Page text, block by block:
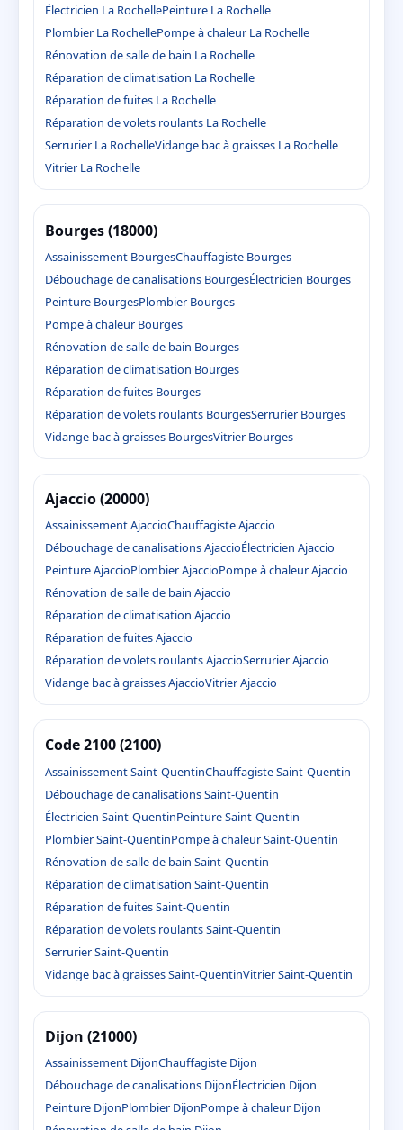
Électricien La RochellePeinture La Rochelle
Plombier La RochellePompe à chaleur La Rochelle
Rénovation de salle de bain La Rochelle
Réparation de climatisation La Rochelle
Réparation de fuites La Rochelle
Réparation de volets roulants La Rochelle
Serrurier La RochelleVidange bac à graisses La Rochelle
Vitrier La Rochelle
Bourges (18000)
Assainissement BourgesChauffagiste Bourges
Débouchage de canalisations BourgesÉlectricien Bourges
Peinture BourgesPlombier Bourges
Pompe à chaleur Bourges
Rénovation de salle de bain Bourges
Réparation de climatisation Bourges
Réparation de fuites Bourges
Réparation de volets roulants BourgesSerrurier Bourges
Vidange bac à graisses BourgesVitrier Bourges
Ajaccio (20000)
Assainissement AjaccioChauffagiste Ajaccio
Débouchage de canalisations AjaccioÉlectricien Ajaccio
Peinture AjaccioPlombier AjaccioPompe à chaleur Ajaccio
Rénovation de salle de bain Ajaccio
Réparation de climatisation Ajaccio
Réparation de fuites Ajaccio
Réparation de volets roulants AjaccioSerrurier Ajaccio
Vidange bac à graisses AjaccioVitrier Ajaccio
Code 2100 (2100)
Assainissement Saint-QuentinChauffagiste Saint-Quentin
Débouchage de canalisations Saint-Quentin
Électricien Saint-QuentinPeinture Saint-Quentin
Plombier Saint-QuentinPompe à chaleur Saint-Quentin
Rénovation de salle de bain Saint-Quentin
Réparation de climatisation Saint-Quentin
Réparation de fuites Saint-Quentin
Réparation de volets roulants Saint-Quentin
Serrurier Saint-Quentin
Vidange bac à graisses Saint-QuentinVitrier Saint-Quentin
Dijon (21000)
Assainissement DijonChauffagiste Dijon
Débouchage de canalisations DijonÉlectricien Dijon
Peinture DijonPlombier DijonPompe à chaleur Dijon